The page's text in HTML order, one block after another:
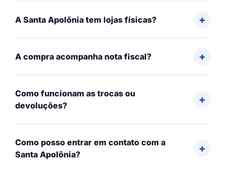
A Santa Apolônia tem lojas físicas?
A compra acompanha nota fiscal?
Como funcionam as trocas ou
devoluções?
Como posso entrar em contato com a
Santa Apolônia?